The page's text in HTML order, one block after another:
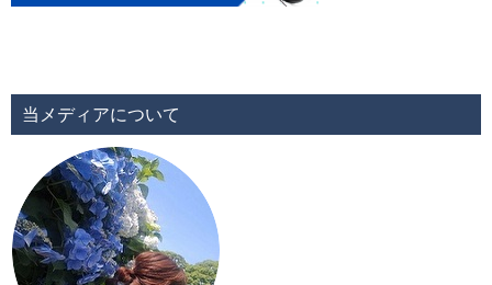
当メディアについて